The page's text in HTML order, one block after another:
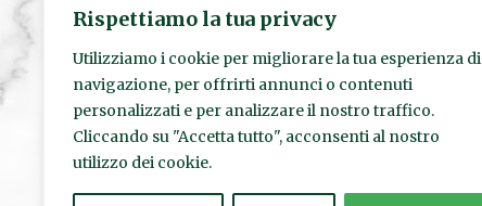
Rispettiamo la tua privacy
Utilizziamo i cookie per migliorare la tua esperienza di
navigazione, per offrirti annunci o contenuti
personalizzati e per analizzare il nostro traffico.
Cliccando su "Accetta tutto", acconsenti al nostro
utilizzo dei cookie.
(+39) 06 89 71 80 96